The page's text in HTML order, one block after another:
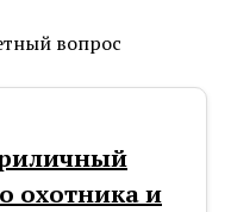
вопрос
охотника и